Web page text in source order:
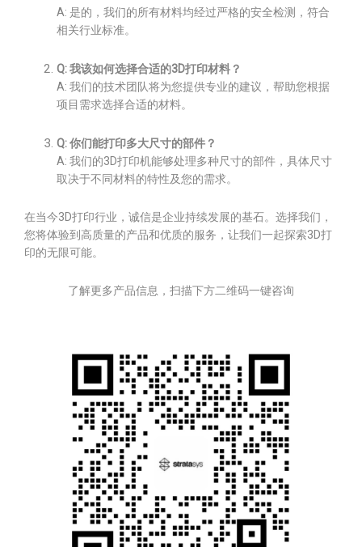
A: 是的，我们的所有材料均经过严格的安全检测，符合
相关行业标准。
Q: 我该如何选择合适的3D打印材料？
A: 我们的技术团队将为您提供专业的建议，帮助您根据
项目需求选择合适的材料。
Q: 你们能打印多大尺寸的部件？
A: 我们的3D打印机能够处理多种尺寸的部件，具体尺寸
取决于不同材料的特性及您的需求。
在当今3D打印行业，诚信是企业持续发展的基石。选择我们，
您将体验到高质量的产品和优质的服务，让我们一起探索3D打
印的无限可能。
了解更多产品信息，扫描下方二维码一键咨询